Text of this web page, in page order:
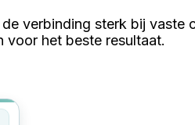
verbinding sterk bij vaste
voor het beste resultaat.